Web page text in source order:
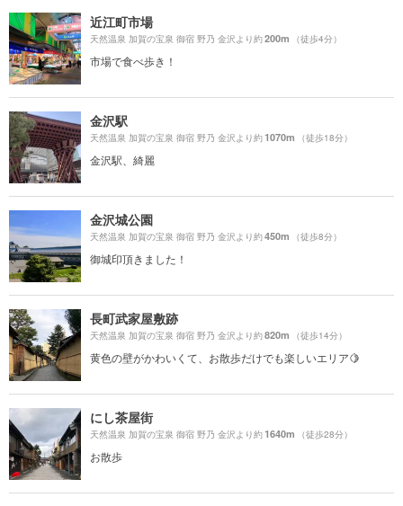
近江町市場
天然温泉 加賀の宝泉 御宿 野乃 金沢より約200m （徒歩4分）
市場で食べ歩き！
金沢駅
天然温泉 加賀の宝泉 御宿 野乃 金沢より約1070m （徒歩18分）
金沢駅、綺麗
金沢城公園
天然温泉 加賀の宝泉 御宿 野乃 金沢より約450m （徒歩8分）
御城印頂きました！
長町武家屋敷跡
天然温泉 加賀の宝泉 御宿 野乃 金沢より約820m （徒歩14分）
黄色の壁がかわいくて、お散歩だけでも楽しいエリア🍋
にし茶屋街
天然温泉 加賀の宝泉 御宿 野乃 金沢より約1640m （徒歩28分）
お散歩